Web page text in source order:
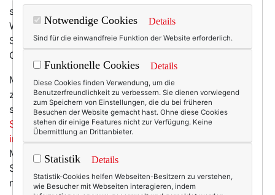
seit einigen Jahren Tradition, dass wir uns zu
Weihnachten bewichteln. Natürlich nicht mit
Schnickschnack und Dingsbums, sondern mit
Geschriebenem – wie es sich für Wortfrauen gehört.
Mir wurde in diesem JahrSimone Harland
zugewichtelt. Was geradezu perfekt passte, denn sie
schreibt (neben der professionellen Schreiberei als
Sachbuchautorin und Redakteurin) das Blog
in den Sechzigern". Das Blog wendet sich also an
Menschen, die – wie der Name schon sagt – in den
Sechzigern geboren sind, und damit auch genau an
meine Texterella-Zielgruppe.
Notwendige Cookies Details
Sind für die einwandfreie Funktion der Website erforderlich.
Funktionelle Cookies Details
Diese Cookies finden Verwendung, um die
Benutzerfreundlichkeit zu verbessern. Sie dienen vorwiegend
zum Speichern von Einstellungen, die du bei früheren
Besuchen der Website gemacht hast. Ohne diese Cookies
stehen dir einige Features nicht zur Verfügung. Keine
Übermittlung an Drittanbieter.
Statistik Details
Statistik-Cookies helfen Webseiten-Besitzern zu verstehen,
wie Besucher mit Webseiten interagieren, indem